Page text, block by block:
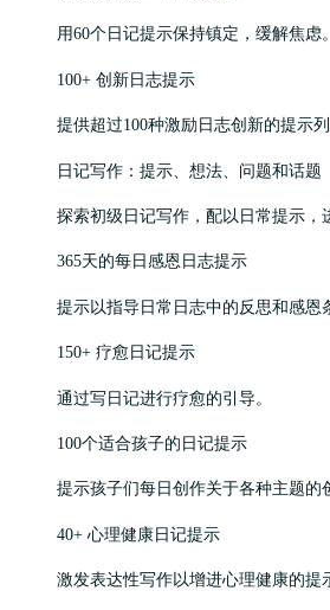
用60个日记提示保持镇定，缓解焦虑。
100+ 创新日志提示
提供超过100种激励日志创新的提示列
日记写作：提示、想法、问题和话题
探索初级日记写作，配以日常提示，
365天的每日感恩日志提示
提示以指导日常日志中的反思和感恩
150+ 疗愈日记提示
通过写日记进行疗愈的引导。
100个适合孩子的日记提示
提示孩子们每日创作关于各种主题的
40+ 心理健康日记提示
激发表达性写作以增进心理健康的提